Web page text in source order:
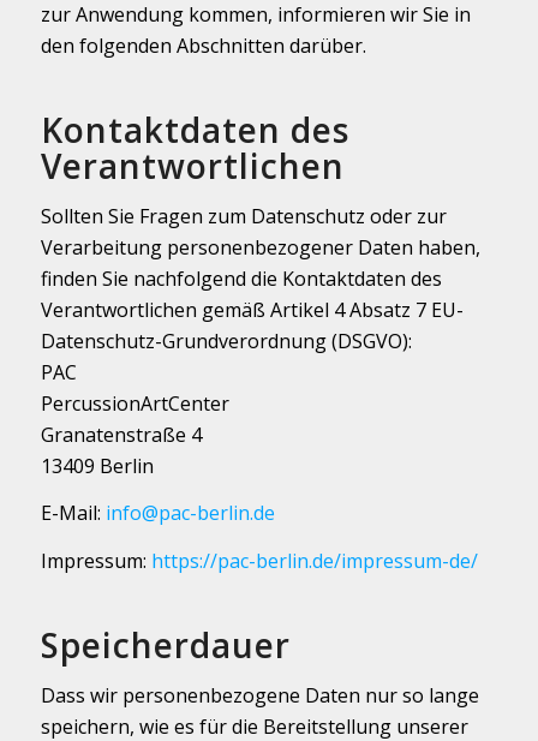
zur Anwendung kommen, informieren wir Sie in
den folgenden Abschnitten darüber.
Kontaktdaten des
Verantwortlichen
Sollten Sie Fragen zum Datenschutz oder zur
Verarbeitung personenbezogener Daten haben,
finden Sie nachfolgend die Kontaktdaten des
Verantwortlichen gemäß Artikel 4 Absatz 7 EU-
Datenschutz-Grundverordnung (DSGVO):
PAC
PercussionArtCenter
Granatenstraße 4
13409 Berlin
E-Mail: info@pac-berlin.de
Impressum: https://pac-berlin.de/impressum-de/
Speicherdauer
Dass wir personenbezogene Daten nur so lange
speichern, wie es für die Bereitstellung unserer